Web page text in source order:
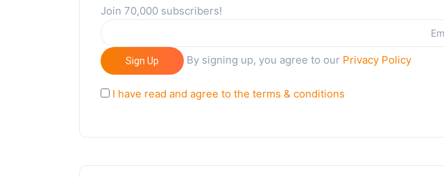
Join 70,000 subscribers!
Sign Up By signing up, you agree to our Privacy Policy
I have read and agree to the terms & conditions